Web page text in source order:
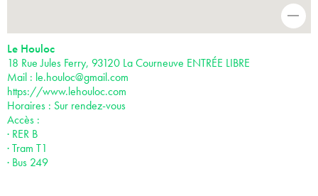
Le Houloc
18 Rue Jules Ferry, 93120 La Courneuve ENTRÉE LIBRE
Mail : le.houloc@gmail.com
https://www.lehouloc.com
Horaires : Sur rendez-vous
Accès :
· RER B
· Tram T1
· Bus 249